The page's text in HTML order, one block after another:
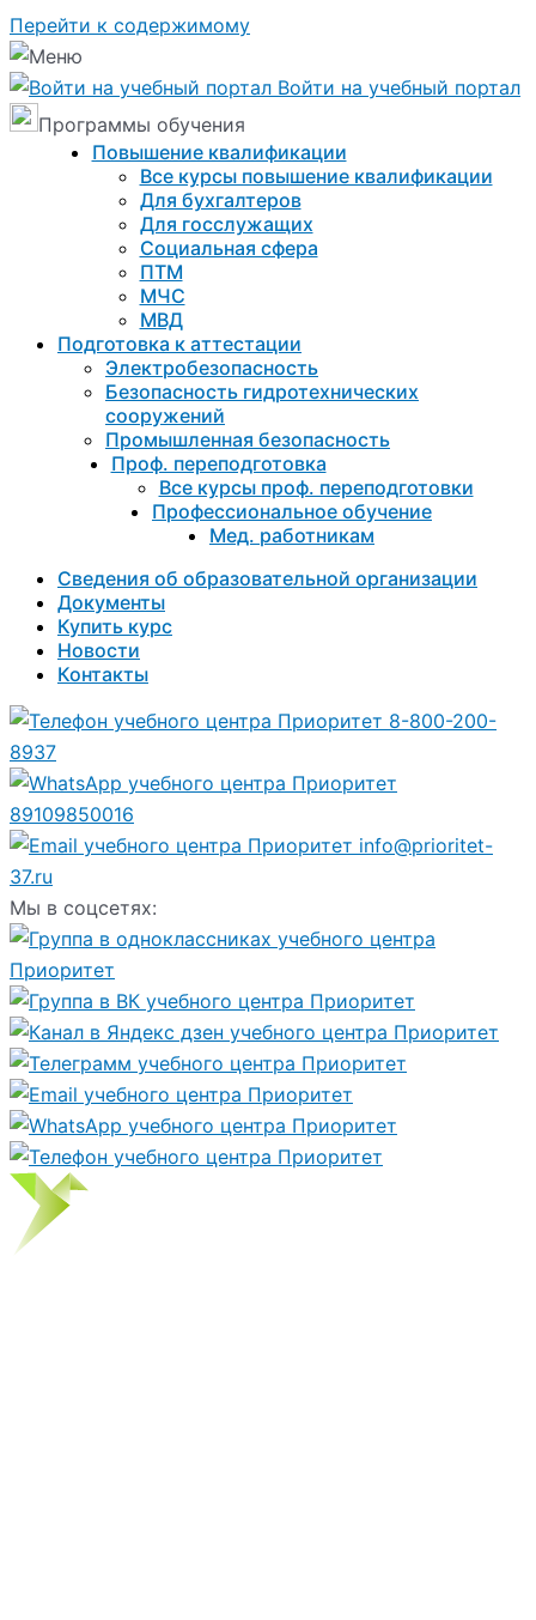
Перейти к содержимому
Войти на учебный портал
Программы обучения
Повышение квалификации
Все курсы повышение квалификации
Для бухгалтеров
Для госслужащих
Социальная сфера
ПТМ
МЧС
МВД
Подготовка к aттестации
Электробезопасность
Безопасность гидротехнических
сооружений
Промышленная безопасность
Проф. переподготовка
Все курсы проф. переподготовки
Профессиональное обучение
Мед. работникам
Сведения об образовательной организации
Документы
Купить курс
Новости
Контакты
8-800-200-
8937
89109850016
info@prioritet-
37.ru
Мы в соцсетях: